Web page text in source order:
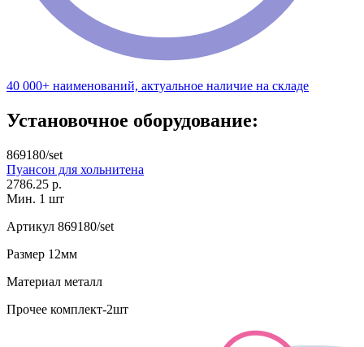
40 000+ наименований, актуальное наличие на складе
Установочное оборудование:
869180/set
Пуансон для хольнитена
2786.25 р.
Мин. 1 шт
Артикул 869180/set
Размер 12мм
Материал металл
Прочее комплект-2шт